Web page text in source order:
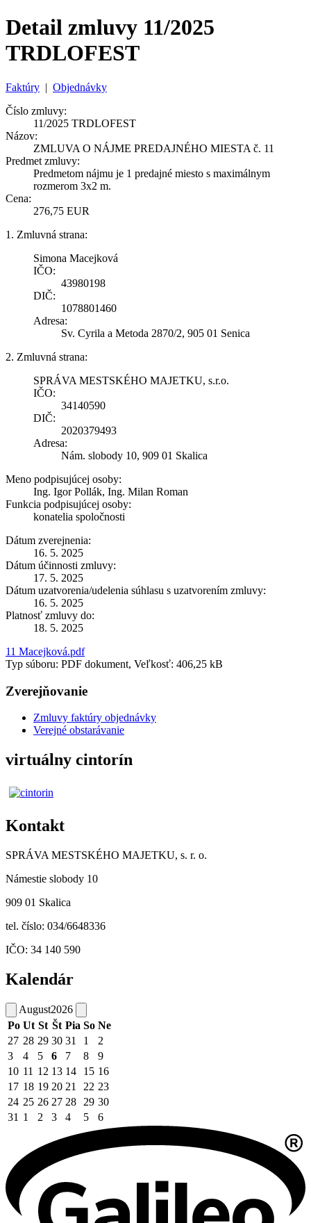
Detail zmluvy 11/2025
TRDLOFEST
Faktúry | Objednávky
Číslo zmluvy:
11/2025 TRDLOFEST
Názov:
ZMLUVA O NÁJME PREDAJNÉHO MIESTA č. 11
Predmet zmluvy:
Predmetom nájmu je 1 predajné miesto s maximálnym
rozmerom 3x2 m.
Cena:
276,75 EUR
1. Zmluvná strana:
Simona Macejková
IČO:
43980198
DIČ:
1078801460
Adresa:
Sv. Cyrila a Metoda 2870/2, 905 01 Senica
2. Zmluvná strana:
SPRÁVA MESTSKÉHO MAJETKU, s.r.o.
IČO:
34140590
DIČ:
2020379493
Adresa:
Nám. slobody 10, 909 01 Skalica
Meno podpisujúcej osoby:
Ing. Igor Pollák, Ing. Milan Roman
Funkcia podpisujúcej osoby:
konatelia spoločnosti
Dátum zverejnenia:
16. 5. 2025
Dátum účinnosti zmluvy:
17. 5. 2025
Dátum uzatvorenia/udelenia súhlasu s uzatvorením zmluvy:
16. 5. 2025
Platnosť zmluvy do:
18. 5. 2025
11 Macejková.pdf
Typ súboru: PDF dokument, Veľkosť: 406,25 kB
Zverejňovanie
Zmluvy faktúry objednávky
Verejné obstarávanie
virtuálny cintorín
Kontakt
SPRÁVA MESTSKÉHO MAJETKU, s. r. o.
Námestie slobody 10
909 01 Skalica
tel. číslo: 034/6648336
IČO: 34 140 590
Kalendár
August2026
Po Ut St Št Pia So Ne
27 28 29 30 31 1
2
3
4 5 6 7 8
9
10 11 12 13 14 15 16
17 18 19 20 21 22 23
24 25 26 27 28 29 30
31 1 2 3 4 5 6